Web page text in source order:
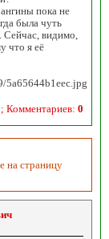
пока не
была чуть
видимо,
что я её
5a65644b1eec.jpg
; Комментариев: 0
на страницу